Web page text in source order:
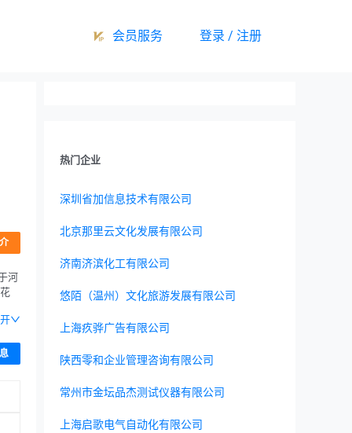
会员服务 登录 / 注册
河
热门企业
深圳省加信息技术有限公司
北京那里云文化发展有限公司
济南济滨化工有限公司
悠陌（温州）文化旅游发展有限公司
上海疚骅广告有限公司
陕西零和企业管理咨询有限公司
常州市金坛品杰测试仪器有限公司
上海启歌电气自动化有限公司